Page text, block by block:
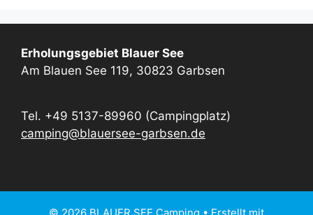
Erholungsgebiet Blauer See
Am Blauen See 119, 30823 Garbsen
Tel. +49 5137-89960 (Campingplatz)
camping@blauersee-garbsen.de
© 2026 BLAUER SEE Camping • Erstellt mit